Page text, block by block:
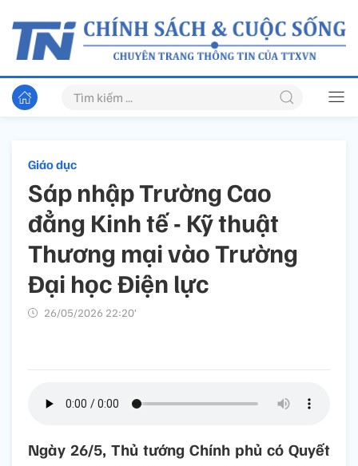
Giáo dục
Sáp nhập Trường Cao
đẳng Kinh tế - Kỹ thuật
Thương mại vào Trường
Đại học Điện lực
26/05/2026 22:20’
Ngày 26/5, Thủ tướng Chính phủ có Quyết